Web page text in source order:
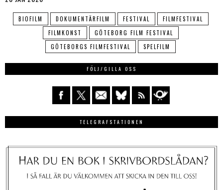
BIOFILM DOKUMENTÄRFILM FESTIVAL
FILMFESTIVAL
FILMKONST
GÖTEBORG FILM FESTIVAL
GÖTEBORGS FILMFESTIVAL
SPELFILM
FÖLJ/GILLA OSS
TELEGRAFSTATIONEN